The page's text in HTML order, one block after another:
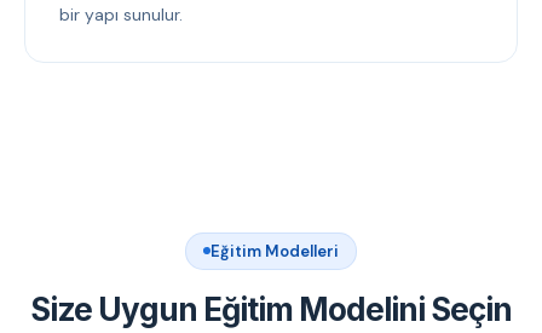
bir yapı sunulur.
Eğitim Modelleri
Size Uygun Eğitim Modelini Seçin